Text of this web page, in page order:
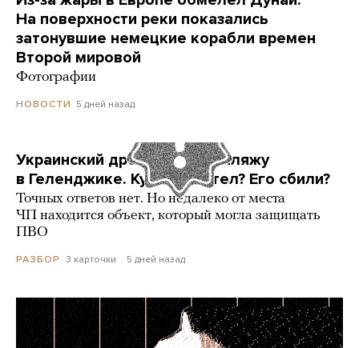
На поверхности реки показались
затонувшие немецкие корабли времен
Второй мировой
Фотографии
НОВОСТИ 5 дней назад
Украинский дрон попал по пляжу
в Геленджике. Куда он летел? Его сбили?
Точных ответов нет. Но недалеко от места
ЧП находится объект, который могла защищать
ПВО
РАЗБОР 3 карточки 5 дней назад